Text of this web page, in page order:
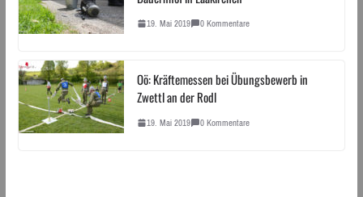
19. Mai 2019 0 Kommentare
Oö: Kräftemessen bei Übungsbewerb in
Zwettl an der Rodl
19. Mai 2019 0 Kommentare